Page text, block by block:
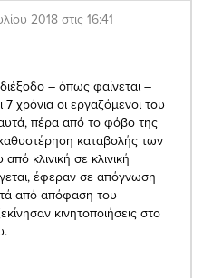
2018 στις 16:41
– όπως φαίνεται –
χρόνια οι εργαζόμενοι του
πέρα από το φόβο της
καταβολής των
κλινική σε κλινική
έφεραν σε απόγνωση
από απόφαση του
κινητοποιήσεις στο